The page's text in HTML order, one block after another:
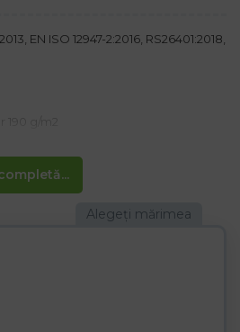
EN ISO 12947-2:2016, RS26401:2018,
cu blană moale
reci de iarnă